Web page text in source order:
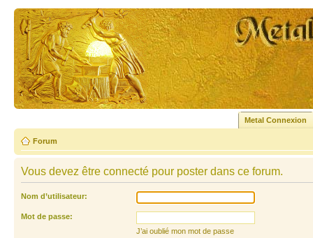
Metal Connexion
Forum
Vous devez être connecté pour poster dans ce forum.
Nom d’utilisateur:
Mot de passe:
J’ai oublié mon mot de passe